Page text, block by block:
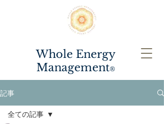
Whole Energy
Management®️
記事
全ての記事